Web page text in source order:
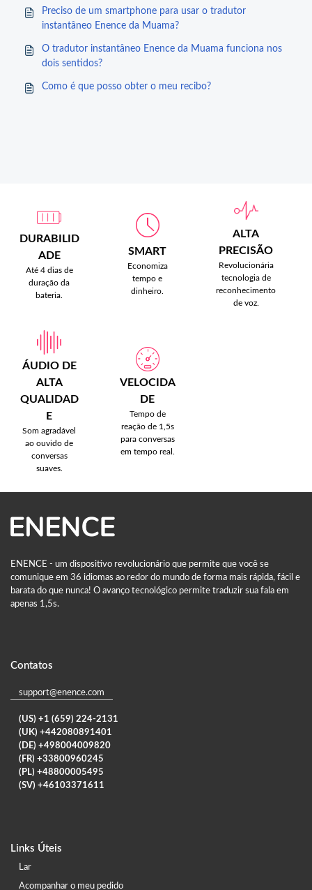
Preciso de um smartphone para usar o tradutor
instantâneo Enence da Muama?
O tradutor instantâneo Enence da Muama funciona nos
dois sentidos?
Como é que posso obter o meu recibo?
DURABILID
ADE
Até 4 dias de
duração da
bateria.
SMART
Economiza
tempo e
dinheiro.
ALTA
PRECISÃO
Revolucionária
tecnologia de
reconhecimento
de voz.
ÁUDIO DE
ALTA
QUALIDAD
E
Som agradável
ao ouvido de
conversas
suaves.
VELOCIDA
DE
Tempo de
reação de 1,5s
para conversas
em tempo real.
ENENCE - um dispositivo revolucionário que permite que você se
comunique em 36 idiomas ao redor do mundo de forma mais rápida, fácil e
barata do que nunca! O avanço tecnológico permite traduzir sua fala em
apenas 1,5s.
Contatos
support@enence.com
(US) +1 (659) 224-2131
(UK) +442080891401
(DE) +498004009820
(FR) +33800960245
(PL) +48800005495
(SV) +46103371611
Links Úteis
Lar
Acompanhar o meu pedido